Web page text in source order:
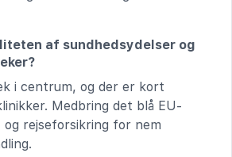
af sundhedsydelser og
i centrum, og der er kort
Medbring det blå EU-
og rejseforsikring for nem